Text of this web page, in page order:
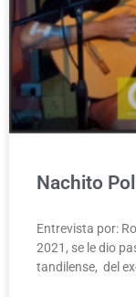
Nachito
Entrevista por:
2021, se le dio
tandilense, del